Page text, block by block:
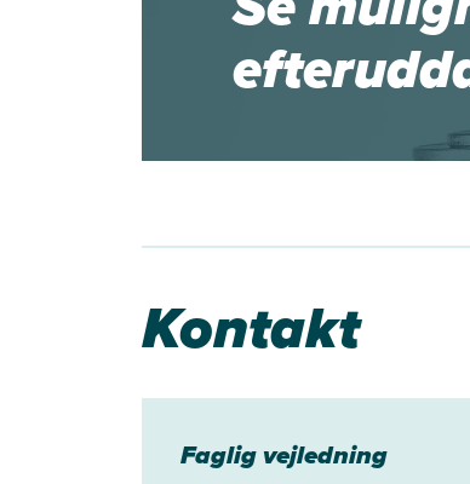
Kontakt
Faglig vejledning